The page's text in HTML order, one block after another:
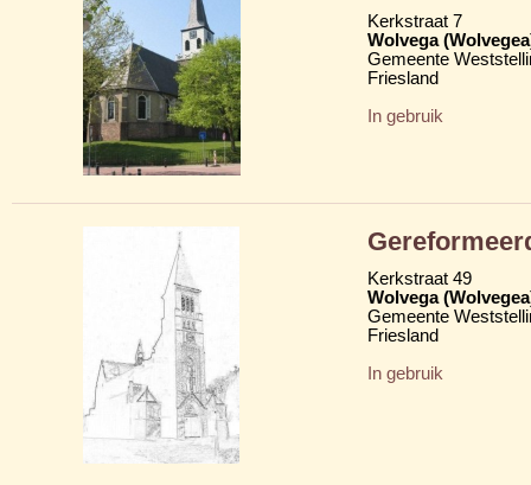
Kerkstraat 7
Wolvega
Gemeente
Friesland
In gebruik
Kerkstraat 49
Wolvega
Gemeente
Friesland
In gebruik